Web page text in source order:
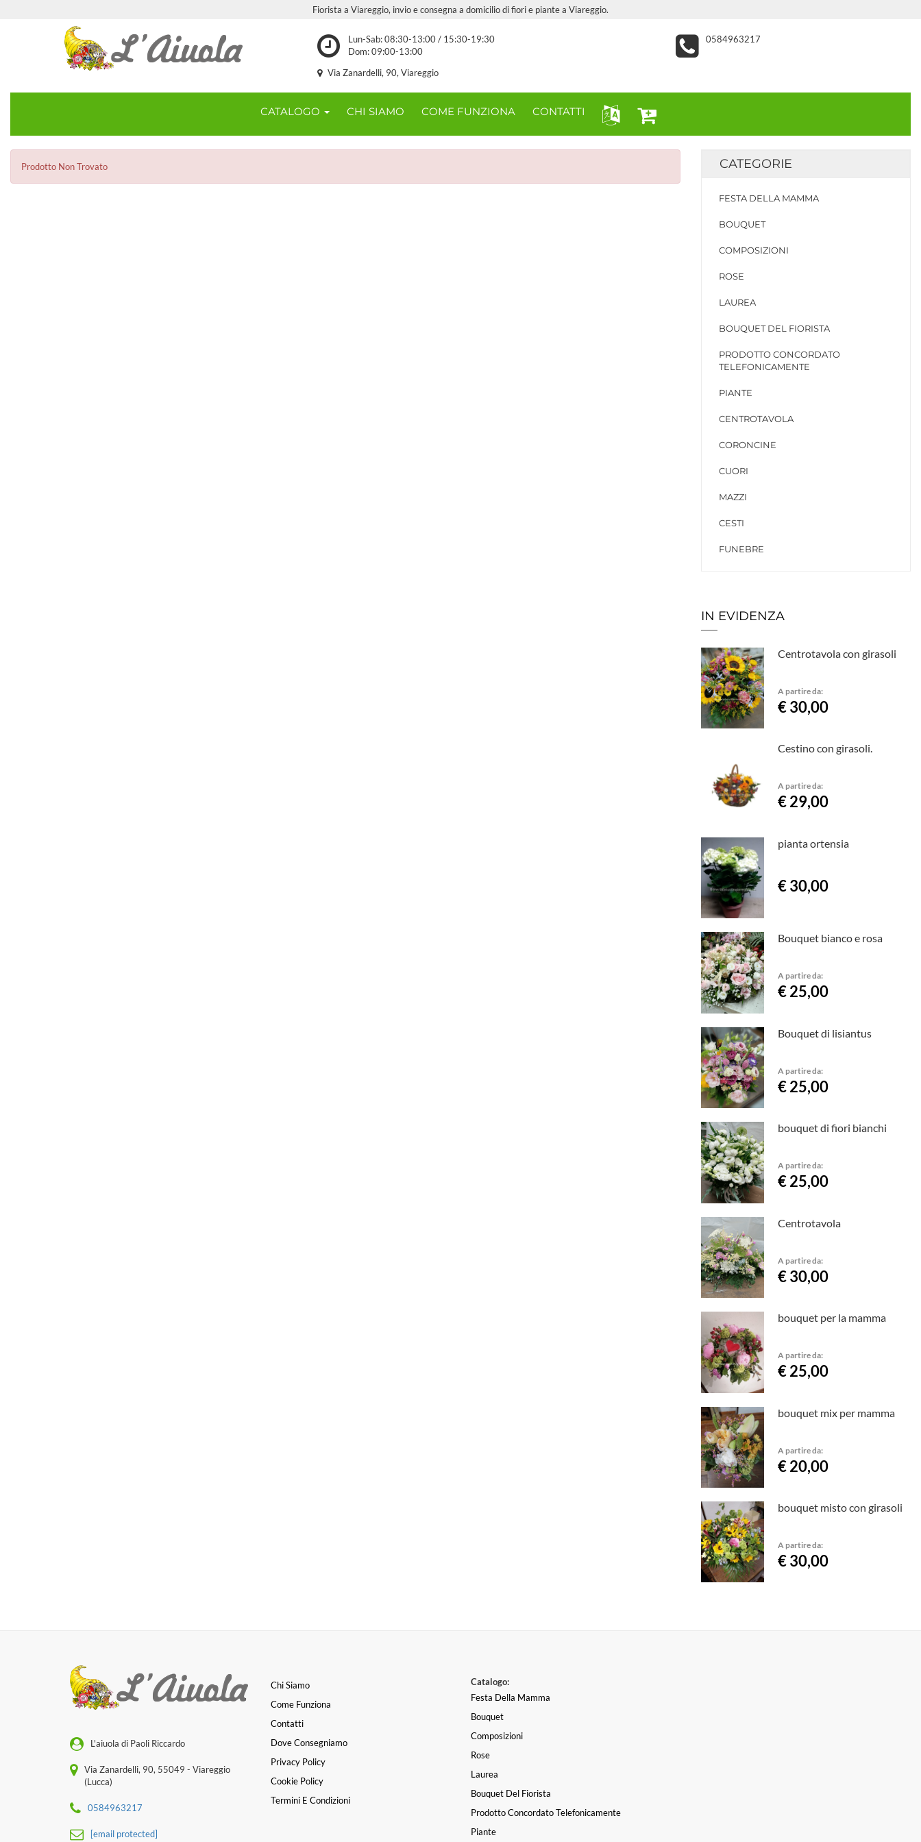
Fiorista a Viareggio, invio e consegna a domicilio di fiori e piante a Viareggio.
Lun-Sab: 08:30-13:00 / 15:30-19:30
Dom: 09:00-13:00
0584963217
Via Zanardelli, 90, Viareggio
CATALOGO CHI SIAMO COME FUNZIONA CONTATTI
Prodotto Non Trovato CATEGORIE
FESTA DELLA MAMMA
BOUQUET
COMPOSIZIONI
ROSE
LAUREA
BOUQUET DEL FIORISTA
PRODOTTO CONCORDATO
TELEFONICAMENTE
PIANTE
CENTROTAVOLA
CORONCINE
CUORI
MAZZI
CESTI
FUNEBRE
IN EVIDENZA
Centrotavola con girasoli
A partire da:
€ 30,00
Cestino con girasoli.
A partire da:
€ 29,00
pianta ortensia
€ 30,00
Bouquet bianco e rosa
A partire da:
€ 25,00
Bouquet di lisiantus
A partire da:
€ 25,00
bouquet di fiori bianchi
A partire da:
€ 25,00
Centrotavola
A partire da:
€ 30,00
bouquet per la mamma
A partire da:
€ 25,00
bouquet mix per mamma
A partire da:
€ 20,00
bouquet misto con girasoli
A partire da:
€ 30,00
L'aiuola di Paoli Riccardo
Via Zanardelli, 90, 55049 - Viareggio
(Lucca)
0584963217
[email protected]
Chi Siamo
Come Funziona
Contatti
Dove Consegniamo
Privacy Policy
Cookie Policy
Termini E Condizioni
Catalogo:
Festa Della Mamma
Bouquet
Composizioni
Rose
Laurea
Bouquet Del Fiorista
Prodotto Concordato Telefonicamente
Piante